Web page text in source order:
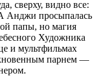
сверху, видно все:
Анджи просыпалась
папы, но магия
Художника
и мультфильмах
парнем —